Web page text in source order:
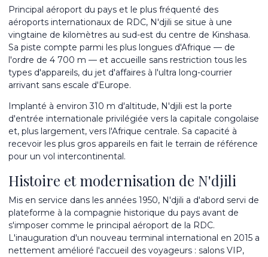
Principal aéroport du pays et le plus fréquenté des
aéroports internationaux de RDC, N'djili se situe à une
vingtaine de kilomètres au sud-est du centre de Kinshasa.
Sa piste compte parmi les plus longues d'Afrique — de
l'ordre de 4 700 m — et accueille sans restriction tous les
types d'appareils, du jet d'affaires à l'ultra long-courrier
arrivant sans escale d'Europe.
Implanté à environ 310 m d'altitude, N'djili est la porte
d'entrée internationale privilégiée vers la capitale congolaise
et, plus largement, vers l'Afrique centrale. Sa capacité à
recevoir les plus gros appareils en fait le terrain de référence
pour un vol intercontinental.
Histoire et modernisation de N'djili
Mis en service dans les années 1950, N'djili a d'abord servi de
plateforme à la compagnie historique du pays avant de
s'imposer comme le principal aéroport de la RDC.
L'inauguration d'un nouveau terminal international en 2015 a
nettement amélioré l'accueil des voyageurs : salons VIP,